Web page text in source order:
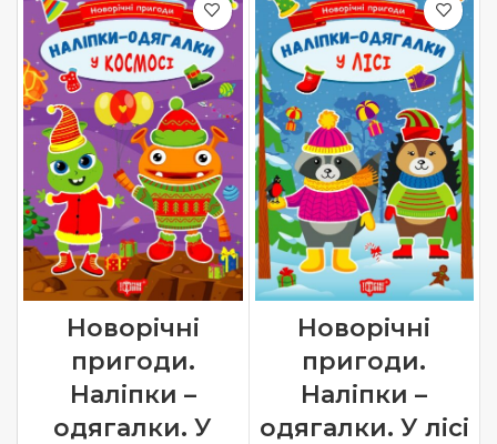
Новорічні
пригоди.
Наліпки –
одягалки. У
Новорічні
пригоди.
Наліпки –
одягалки. У лісі